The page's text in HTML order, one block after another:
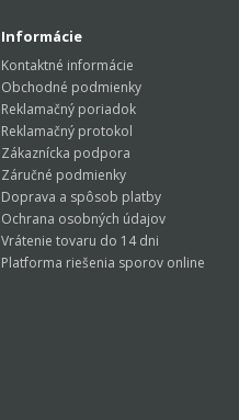
Informácie
Kontaktné informácie
Obchodné podmienky
Reklamačný poriadok
Reklamačný protokol
Zákaznícka podpora
Záručné podmienky
Doprava a spôsob platby
Ochrana osobných údajov
Vrátenie tovaru do 14 dni
Platforma riešenia sporov online